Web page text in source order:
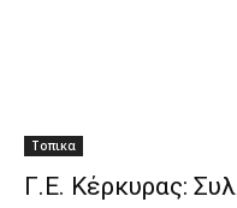
Τοπικα
Γ.Ε. Κέρκυρας: